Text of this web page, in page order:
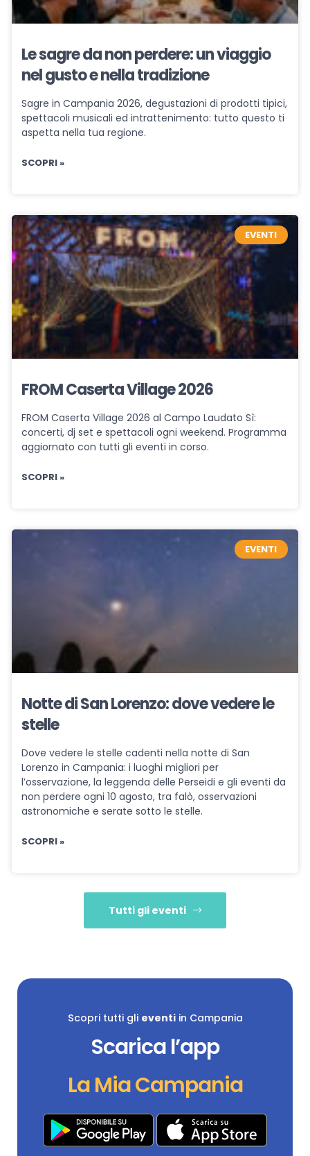
Le sagre da non perdere: un viaggio
nel gusto e nella tradizione
Sagre in Campania 2026, degustazioni di prodotti tipici,
spettacoli musicali ed intrattenimento: tutto questo ti
aspetta nella tua regione.
SCOPRI »
EVENTI
FROM Caserta Village 2026
FROM Caserta Village 2026 al Campo Laudato Sì:
concerti, dj set e spettacoli ogni weekend. Programma
aggiornato con tutti gli eventi in corso.
SCOPRI »
EVENTI
Notte di San Lorenzo: dove vedere le
stelle
Dove vedere le stelle cadenti nella notte di San
Lorenzo in Campania: i luoghi migliori per
l’osservazione, la leggenda delle Perseidi e gli eventi da
non perdere ogni 10 agosto, tra falò, osservazioni
astronomiche e serate sotto le stelle.
SCOPRI »
Tutti gli eventi
Scopri tutti gli eventiin Campania
Scarica l’app
La Mia Campania